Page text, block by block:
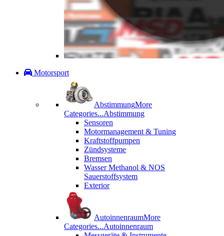
Motorsport
AbstimmungMore
Categories...Abstimmung
Sensoren
Motormanagement & Tuning
Kraftstoffpumpen
Zündsysteme
Bremsen
Wasser Methanol & NOS
Sauerstoffsystem
Exterior
AutoinnenraumMore
Categories...Autoinnenraum